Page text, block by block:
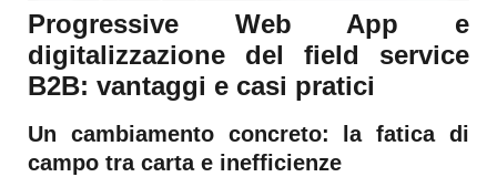
Progressive Web App e
digitalizzazione del field service
B2B: vantaggi e casi pratici
Un cambiamento concreto: la fatica di
campo tra carta e inefficienze